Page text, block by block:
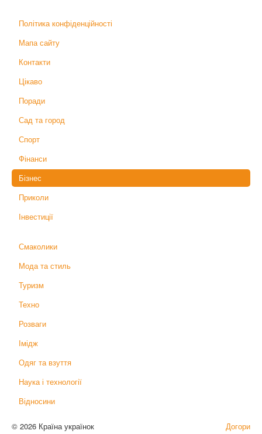
Політика конфіденційності
Мапа сайту
Контакти
Цікаво
Поради
Сад та город
Спорт
Фінанси
Бізнес
Приколи
Інвестиції
Смаколики
Мода та стиль
Туризм
Техно
Розваги
Імідж
Одяг та взуття
Наука і технології
Відносини
Догори
© 2026 Країна українок